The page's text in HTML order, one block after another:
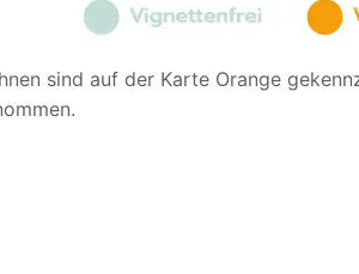
sind auf der Karte Orange